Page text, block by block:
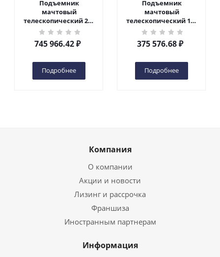
Подъемник
мачтовый
телескопический 200
кг 10 м TOR GTWY10-
200S DC 2-мачтовый
(автономный) (N) в
745 966.42₽
Подробнее
Подъемник
мачтовый
телескопический 125
кг 6 м TOR GTWY6-100
DC 1-мачтовый
(автономный) (G) в
375 576.68₽
Подробнее
Компания
О компании
Акции и новости
Лизинг и рассрочка
Франшиза
Иностранным партнерам
Информация